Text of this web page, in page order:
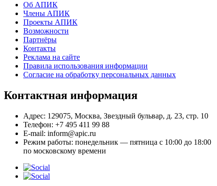
Об АПИК
Члены АПИК
Проекты АПИК
Возможности
Партнёры
Контакты
Реклама на сайте
Правила использования информации
Согласие на обработку персональных данных
Контактная информация
Адрес: 129075, Москва, Звездный бульвар, д. 23, стр. 10
Телефон: +7 495 411 99 88
E-mail: inform@apic.ru
Режим работы: понедельник — пятница с 10:00 до 18:00
по московскому времени